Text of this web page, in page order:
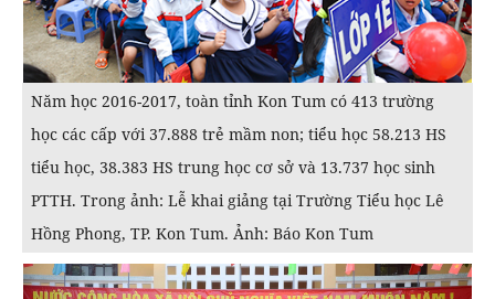
Năm học 2016-2017, toàn tỉnh Kon Tum có 413 trường
học các cấp với 37.888 trẻ mầm non; tiểu học 58.213 HS
tiểu học, 38.383 HS trung học cơ sở và 13.737 học sinh
PTTH. Trong ảnh: Lễ khai giảng tại Trường Tiểu học Lê
Hồng Phong, TP. Kon Tum. Ảnh: Báo Kon Tum